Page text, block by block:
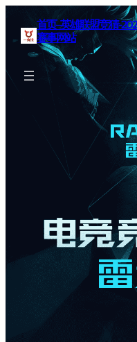
首页–英雄联盟竞猜-
赛事网站